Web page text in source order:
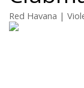
Red Havana |